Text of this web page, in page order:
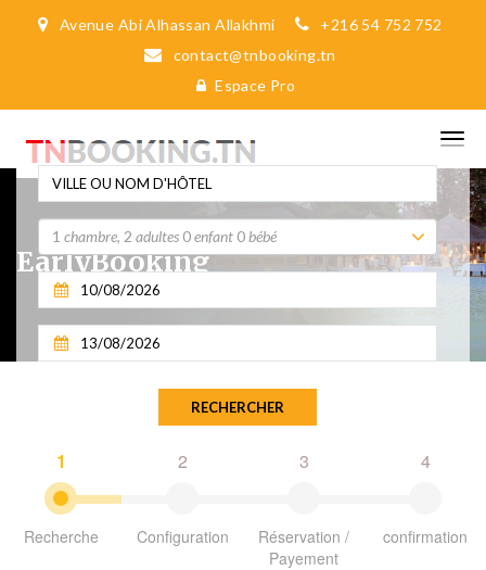
Avenue Abi Alhassan Allakhmi
+216 54 752 752
contact@tnbooking.tn
Espace Pro
EarlyBooking
1 chambre, 2 adultes 0enfant 0bébé
1
Recherche
2
Configuration
3
Réservation /
Payement
4
confirmation